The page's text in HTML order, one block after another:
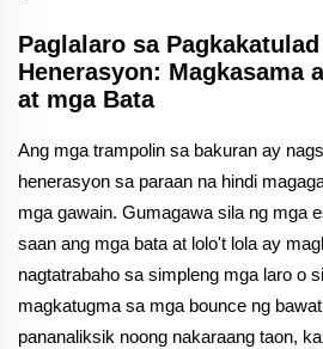
Paglalaro sa
Henerasyon: Magkasama
at mga Bata
Ang mga trampolin sa bakuran ay
henerasyon sa paraan na hindi
mga gawain. Gumagawa sila ng mga
saan ang mga bata at lolo't lola ay
nagtatrabaho sa simpleng mga laro o
magkatugma sa mga bounce ng
pananaliksik noong nakaraang taon,